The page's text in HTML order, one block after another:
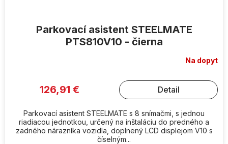
Parkovací asistent STEELMATE
PTS810V10 - čierna
Na dopyt
126,91 € Detail
Parkovací asistent STEELMATE s 8 snímačmi, s jednou
riadiacou jednotkou, určený na inštaláciu do predného a
zadného nárazníka vozidla, doplnený LCD displejom V10 s
číselným...